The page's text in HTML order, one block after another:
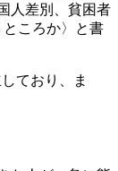
人差別、貧困者
ところか〉と書
ており、ま